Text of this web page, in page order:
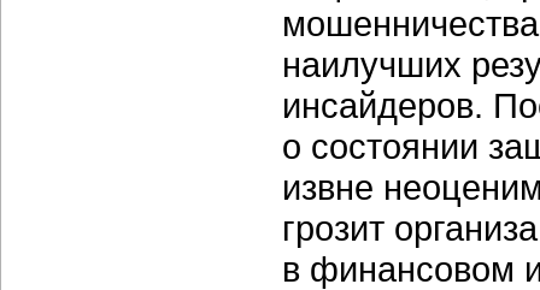
наилучших
инсайдеров.
о состоянии
извне
грозит
в финансовом